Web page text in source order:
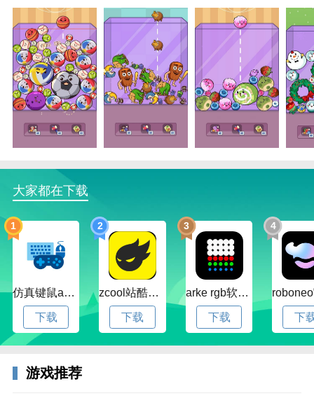
3、然后再红色框框里输入验证码就可以登录了。
大家都在下载
1
仿真键鼠app官方版下载v1.4.3.58 安卓最新版
下载
2
zcool站酷官方版下载v5.15.0 安卓最新版本
下载
3
arke rgb软件下载v20.0 安卓版
下载
4
下
游戏推荐